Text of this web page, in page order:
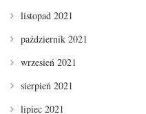
listopad 2021
październik 2021
wrzesień 2021
sierpień 2021
lipiec 2021